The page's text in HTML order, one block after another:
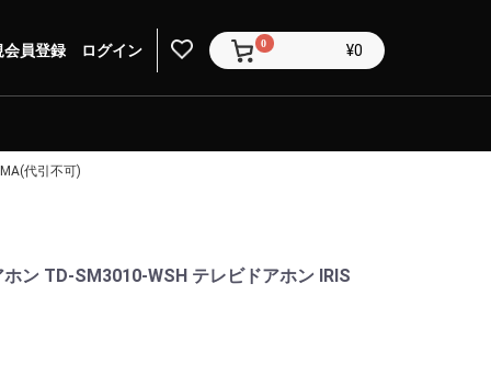
会員登録 ログイン 0 ¥0
代引不可)
ン TD-SM3010-WSH テレビドアホン IRIS